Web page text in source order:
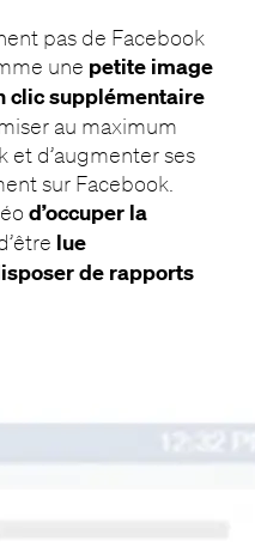
pas de Facebook
une petite image
clic supplémentaire
au maximum
et d’augmenter ses
sur Facebook.
d’occuper la
lue
de rapports